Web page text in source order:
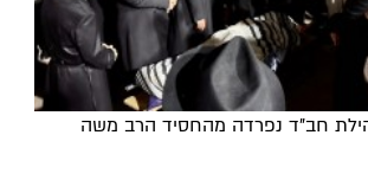
חב"ד נפרדה מהחסיד הרב משה